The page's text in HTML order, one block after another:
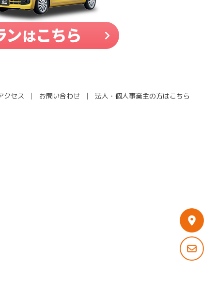
クセス お問い合わせ 法人・個人事業主の方はこちら